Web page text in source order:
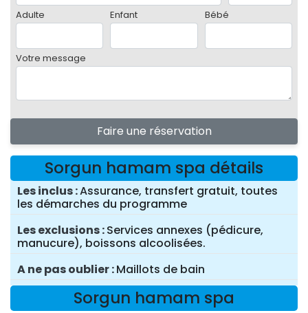
Adulte Enfant Bébé
Votre message
Faire une réservation
Sorgun hamam spa détails
Les inclus Assurance, transfert gratuit, toutes
les démarches du programme
Les exclusions Services annexes (pédicure,
manucure), boissons alcoolisées.
A ne pas oublier Maillots de bain
Sorgun hamam spa